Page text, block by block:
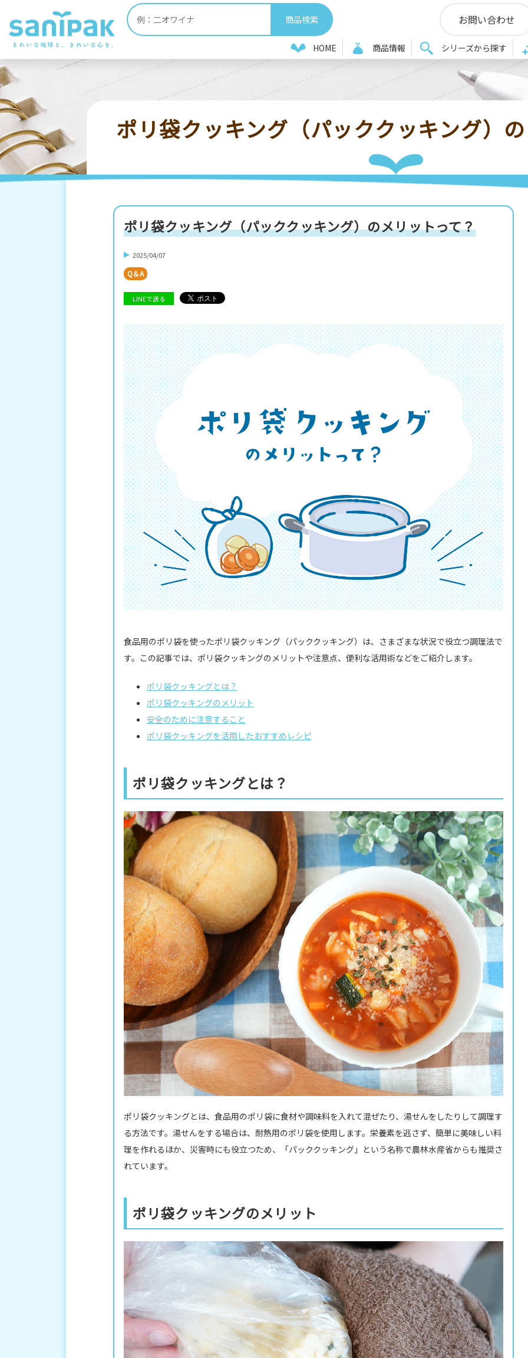
HOME 商品情報 シリーズから探す
お問い合わせ
HOME ポリ袋クッキング（パッククッキング）のメリットって？
ポリ袋クッキング（パッククッキング）
ポリ袋クッキング（パッククッキング）のメリットって？
2025/04/07
Q＆A
LINEで送る
食品用のポリ袋を使ったポリ袋クッキング（パッククッキング）は、さまざまな状況で役立つ調理法で
す。この記事では、ポリ袋クッキングのメリットや注意点、便利な活用術などをご紹介します。
ポリ袋クッキングとは？
ポリ袋クッキングのメリット
安全のために注意すること
ポリ袋クッキングを活用したおすすめレシピ
ポリ袋クッキングとは？
ポリ袋クッキングとは、食品用のポリ袋に食材や調味料を入れて混ぜたり、湯せんをしたりして調理す
る方法です。湯せんをする場合は、耐熱用のポリ袋を使用します。栄養素を逃さず、簡単に美味しい料
理を作れるほか、災害時にも役立つため、「パッククッキング」という名称で農林水産省からも推奨さ
れています。
ポリ袋クッキングのメリット